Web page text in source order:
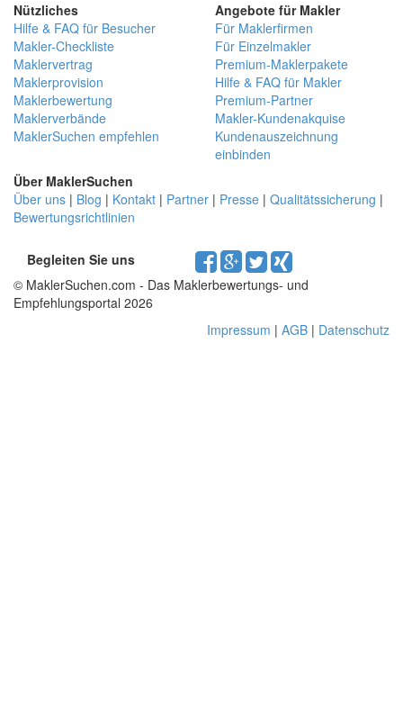
Nützliches
Hilfe & FAQ für Besucher
Makler-Checkliste
Maklervertrag
Maklerprovision
Maklerbewertung
Maklerverbände
MaklerSuchen empfehlen
Angebote für Makler
Für Maklerfirmen
Für Einzelmakler
Premium-Maklerpakete
Hilfe & FAQ für Makler
Premium-Partner
Makler-Kundenakquise
Kundenauszeichnung
einbinden
Über MaklerSuchen
Über uns | Blog | Kontakt | Partner | Presse | Qualitätssicherung |
Bewertungsrichtlinien
Begleiten Sie uns
© MaklerSuchen.com - Das Maklerbewertungs- und
Empfehlungsportal 2026
Impressum | AGB | Datenschutz